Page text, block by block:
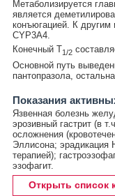
Метаболизируется
является
конъюгацией. К
CYP3A4.
Конечный T1/2
Основной путь
пантопразола,
Показания
Язвенная болезнь
эрозивный гастрит (в
осложнения
Эллисона; эрадикация
терапией);
эзофагит.
Открыть список